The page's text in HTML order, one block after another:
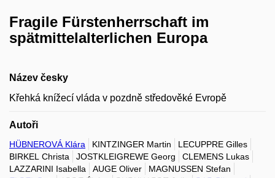
Fragile Fürstenherrschaft im
spätmittelalterlichen Europa
Název česky
Křehká knížecí vláda v pozdně středověké Evropě
Autoři
HÜBNEROVÁ Klára KINTZINGER Martin
LECUPPRE Gilles
BIRKEL Christa
JOSTKLEIGREWE Georg
CLEMENS Lukas
LAZZARINI Isabella
AUGE Oliver
MAGNUSSEN Stefan